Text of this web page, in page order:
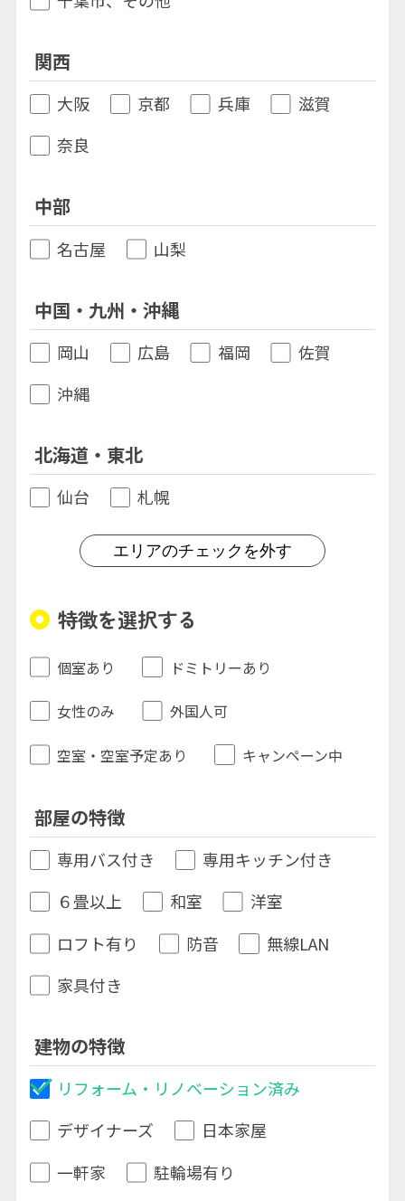
関西
大阪 京都 兵庫
滋賀
奈良
中部
名古屋 山梨
中国・九州・沖縄
岡山 広島 福岡
佐賀
沖縄
北海道・東北
仙台 札幌
エリアのチェックを外す
特徴を選択する
個室あり ドミトリーあり
女性のみ 外国人可
空室・空室予定あり キャンペーン中
部屋の特徴
専用バス付き
専用キッチン付き
６畳以上
和室
洋室
ロフト有り
防音
無線LAN
家具付き
建物の特徴
リフォーム・リノベーション済み
デザイナーズ
日本家屋
一軒家
駐輪場有り